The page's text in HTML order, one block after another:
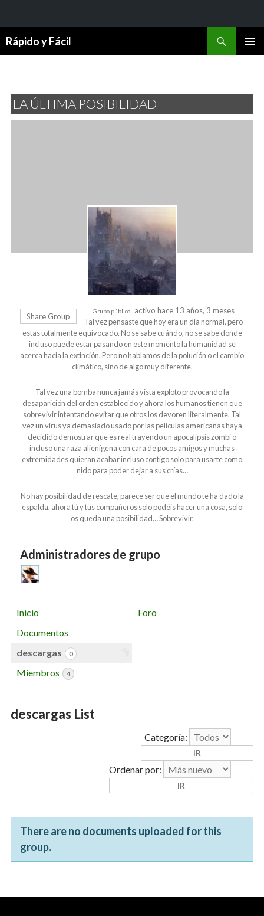
Rápido y Fácil
LA ÚLTIMA POSIBILIDAD
Share Group
Grupo público
activo hace 13 años, 3 meses
Tal vez pensaste que hoy era un día normal, pero
estas totalmente equivocado. No se sabe cuándo, no se sabe donde
incluso puede estar pasando en este momento la humanidad se
acerca hacia la extinción. Pero no hablamos de la polución o el cambio
climático, sino de algo muy diferente.
Tal vez una bomba nunca jamás vista exploto provocando la
desaparición del orden establecido y ahora los humanos tienen que
sobrevivir intentando evitar que otros los devoren literalmente. Tal
vez un virus ya demasiado usado por las películas americanas haya
decidido demostrar que es real trayendo un apocalipsis zombi o
incluso una raza alienígena con cara de pocos amigos y muchas
extremidades quieran acabar incluso contigo solo para usarte como
nido para poder dejar a sus crías…
No hay posibilidad de rescate, parece ser que el mundo te ha dado la
espalda, ahora tú y tus compañeros solo podéis hacer una cosa, solo
os queda una posibilidad… Sobrevivir.
Administradores de grupo
Inicio
Foro
Documentos
descargas
0
Miembros 4
descargas List
Categoría:
Ordenar por:
There are no documents uploaded for this
group.